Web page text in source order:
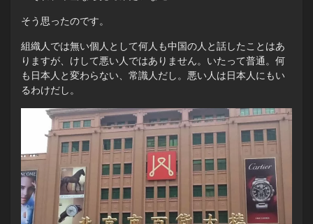
そう思ったのです。
組織人では無い個人として何人も中国の人と話したことはあ
りますが、けして悪い人ではありません。いたって普通。何
も日本人と変わらない、常識人だし。悪い人は日本人にもい
るわけだし。